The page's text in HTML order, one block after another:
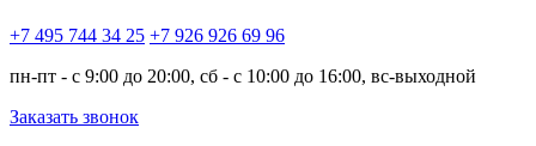
+7 495 744 34 25 +7 926 926 69 96
пн-пт - с 9:00 до 20:00, сб - с 10:00 до 16:00, вс-выходной
Заказать звонок